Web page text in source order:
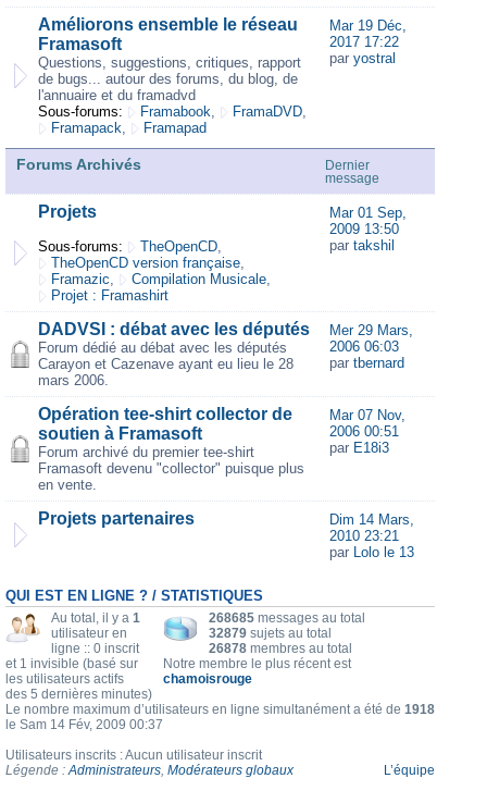
Améliorons ensemble le réseau
Framasoft
Questions, suggestions, critiques, rapport
de bugs... autour des forums, du blog, de
l'annuaire et du framadvd
Sous-forums:
Framabook, FramaDVD,
Framapack, Framapad
Mar 19 Déc,
2017 17:22
par yostral
Forums Archivés
Dernier
message
Projets
Sous-forums: TheOpenCD,
TheOpenCD version française,
Framazic, Compilation Musicale,
Projet : Framashirt
Mar 01 Sep,
2009 13:50
par takshil
DADVSI : débat avec les députés
Forum dédié au débat avec les députés
Carayon et Cazenave ayant eu lieu le 28
mars 2006.
Mer 29 Mars,
2006 06:03
par tbernard
Opération tee-shirt collector de
soutien à Framasoft
Forum archivé du premier tee-shirt
Framasoft devenu "collector" puisque plus
en vente.
Mar 07 Nov,
2006 00:51
par E18i3
Projets partenaires
Dim 14 Mars,
2010 23:21
par Lolo le 13
QUI EST EN LIGNE ? / STATISTIQUES
268685 messages au total
32879 sujets au total
26878 membres au total
Notre membre le plus récent est
chamoisrouge
Au total, il y a 1
utilisateur en
ligne :: 0 inscrit
et 1 invisible (basé sur
les utilisateurs actifs
des 5 dernières minutes)
Le nombre maximum d’utilisateurs en ligne simultanément a été de 1918
le Sam 14 Fév, 2009 00:37
Utilisateurs inscrits : Aucun utilisateur inscrit
Légende :Administrateurs, Modérateurs globaux L’équipe